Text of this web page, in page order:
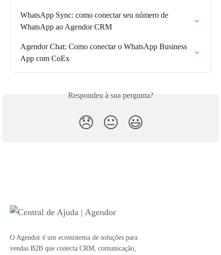
WhatsApp Sync: como conectar seu número de
WhatsApp ao Agendor CRM
Agendor Chat: Como conectar o WhatsApp Business
App com CoEx
Respondeu à sua pergunta?
😞 😐 😃
O Agendor é um ecossistema de soluções para
vendas B2B que conecta CRM, comunicação,